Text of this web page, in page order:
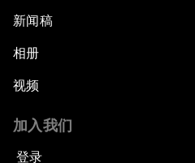
新闻稿
相册
视频
加入我们
登录